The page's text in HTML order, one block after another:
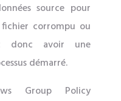
source pour
corrompu ou
donc avoir une
démarré.
Group Policy